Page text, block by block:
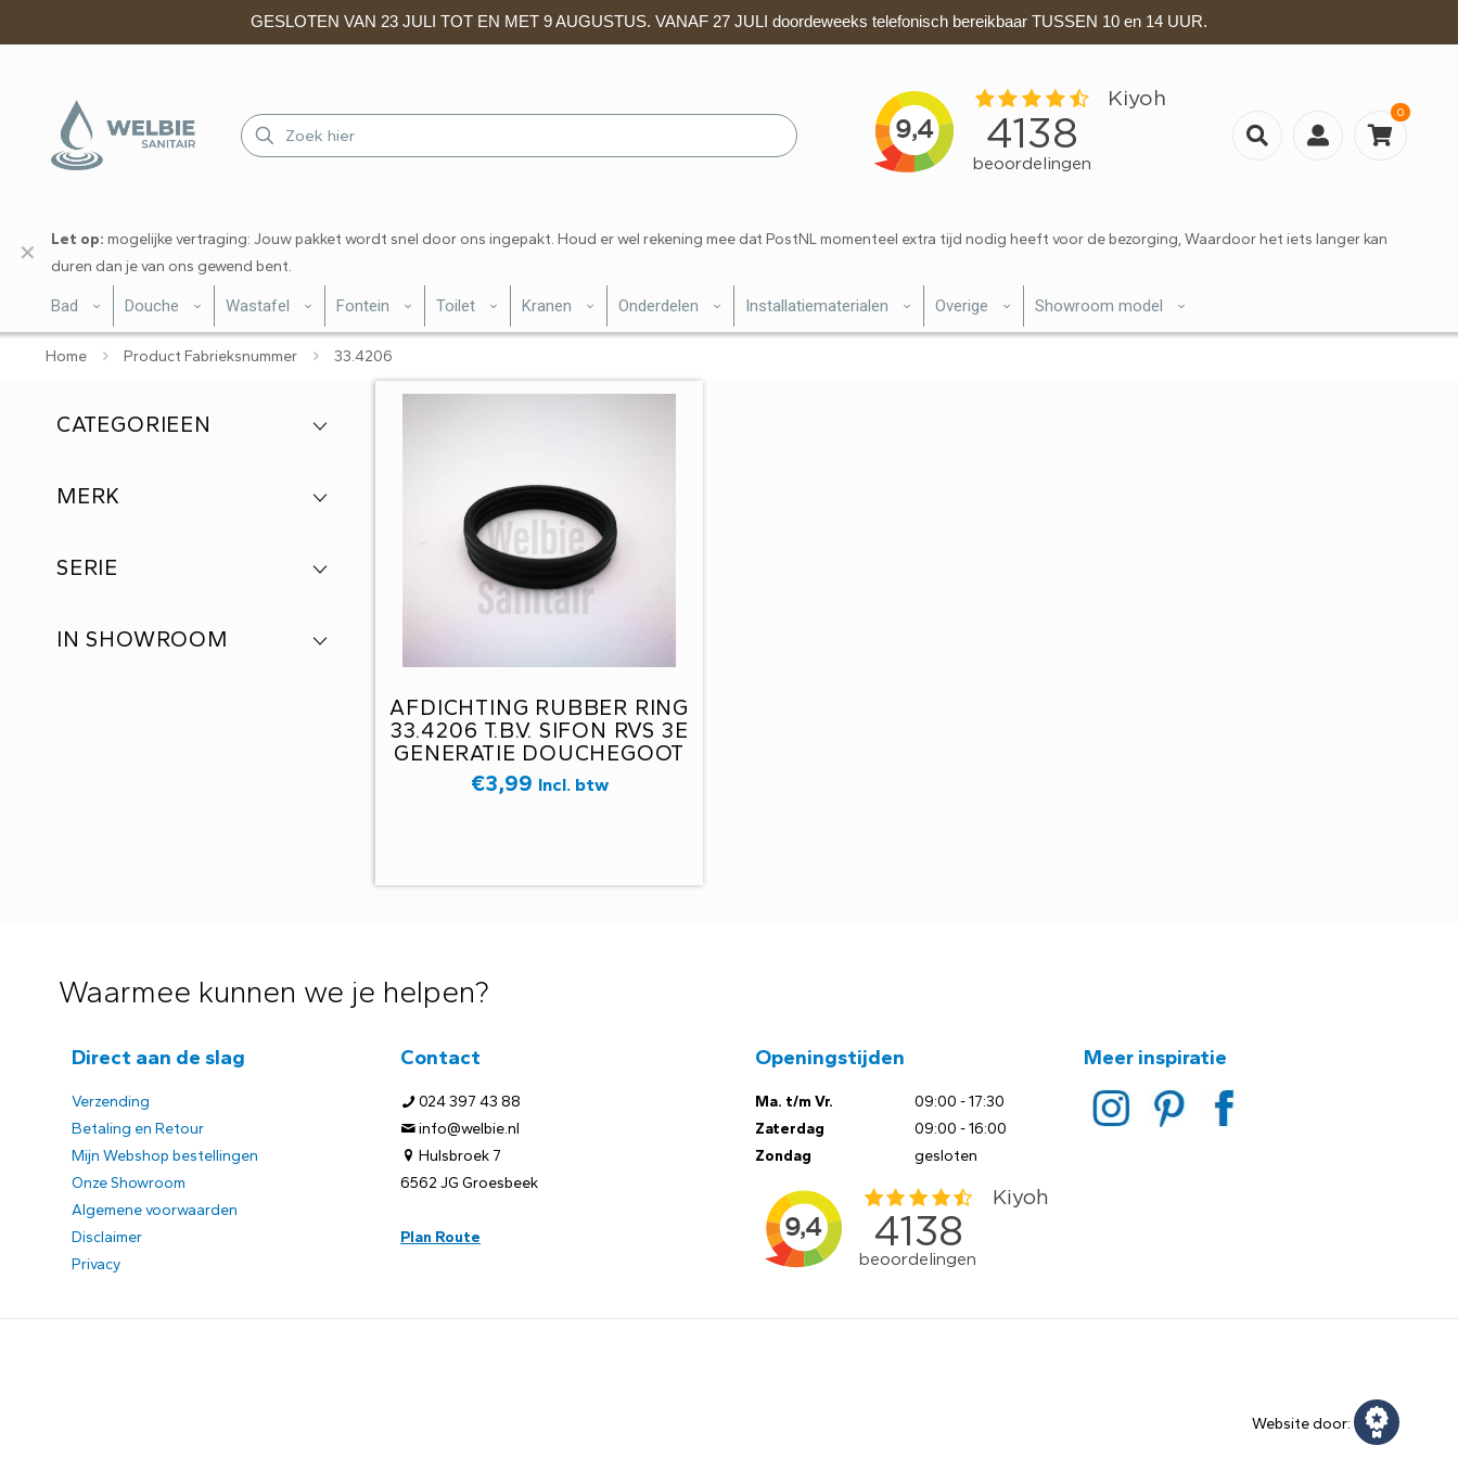
GESLOTEN VAN 23 JULI TOT EN MET 9 AUGUSTUS. VANAF 27 JULI doordeweeks telefonisch bereikbaar TUSSEN 10 en 14 UUR.
0
Let op: mogelijke vertraging: Jouw pakket wordt snel door ons ingepakt. Houd er wel rekening mee dat PostNL momenteel extra tijd nodig heeft voor de bezorging, Waardoor het iets langer kan
duren dan je van ons gewend bent.
✕
Bad Douche Wastafel Fontein Toilet Kranen Onderdelen Installatiematerialen Overige Showroom model
Home Product Fabrieksnummer 33.4206
AFDICHTING RUBBER RING
33.4206 T.B.V. SIFON RVS 3E
GENERATIE DOUCHEGOOT
33.4205. -C7F-
€3,99 Incl. btw
CATEGORIEEN
MERK
SERIE
IN SHOWROOM
Waarmee kunnen we je helpen?
Direct aan de slag
Verzending
Betaling en Retour
Mijn Webshop bestellingen
Onze Showroom
Algemene voorwaarden
Disclaimer
Privacy
Contact
024 397 43 88
info@welbie.nl
Hulsbroek 7
6562 JG Groesbeek
Plan Route
Openingstijden
Ma. t/m Vr.
Zaterdag
Zondag
09:00 - 17:30
09:00 - 16:00
gesloten
Meer inspiratie
Website door: